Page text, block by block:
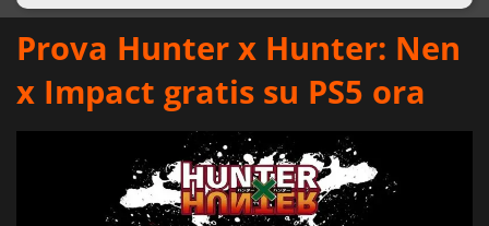
SOFTWARE
HARDWARE
ACCEDI O REGISTRATI
Prova Hunter x Hunter: Nen
x Impact gratis su PS5 ora